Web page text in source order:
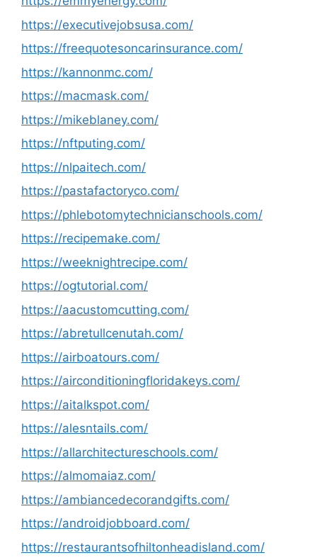
https://executivejobsusa.com/
https://freequotesoncarinsurance.com/
https://kannonmc.com/
https://macmask.com/
https://mikeblaney.com/
https://nftputing.com/
https://nlpaitech.com/
https://pastafactoryco.com/
https://phlebotomytechnicianschools.com/
https://recipemake.com/
https://weeknightrecipe.com/
https://ogtutorial.com/
https://aacustomcutting.com/
https://abretullcenutah.com/
https://airboatours.com/
https://airconditioningfloridakeys.com/
https://aitalkspot.com/
https://alesntails.com/
https://allarchitectureschools.com/
https://almomaiaz.com/
https://ambiancedecorandgifts.com/
https://androidjobboard.com/
https://restaurantsofhiltonheadisland.com/